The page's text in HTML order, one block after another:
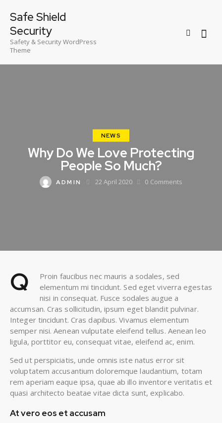
Safe Shield
Security
Safety & Security WordPress
Theme
NEWS
Why Do We Love Protecting
People So Much?
ADMIN 22 April 2020 0 Comments
Q
Proin faucibus nec mauris a sodales, sed
elementum mi tincidunt. Sed eget viverra egestas
nisi in consequat. Fusce sodales augue a
accumsan. Cras sollicitudin, ipsum eget blandit pulvinar.
Integer tincidunt. Cras dapibus. Vivamus elementum
semper nisi. Aenean vulputate eleifend tellus. Aenean leo
ligula, porttitor eu, consequat vitae, eleifend ac, enim.
Sed ut perspiciatis, unde omnis iste natus error sit
voluptatem accusantium doloremque laudantium, totam
rem aperiam eaque ipsa, quae ab illo inventore veritatis et
quasi architecto beatae vitae dicta sunt, explicabo.
At vero eos et accusam